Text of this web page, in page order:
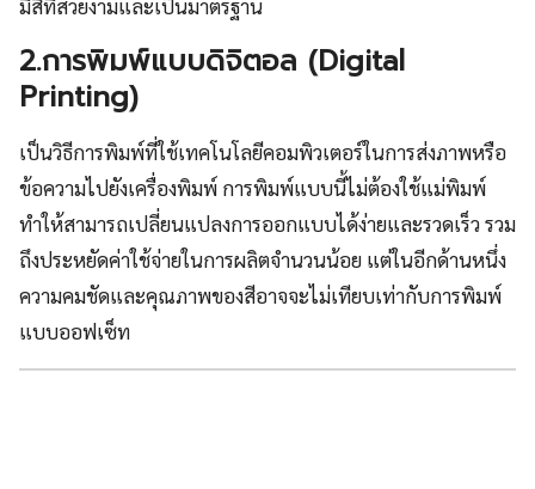
มีสีที่สวยงามและเป็นมาตรฐาน
2.การพิมพ์แบบดิจิตอล (Digital
Printing)
เป็นวิธีการพิมพ์ที่ใช้เทคโนโลยีคอมพิวเตอร์ในการส่งภาพหรือ
ข้อความไปยังเครื่องพิมพ์ การพิมพ์แบบนี้ไม่ต้องใช้แม่พิมพ์
ทำให้สามารถเปลี่ยนแปลงการออกแบบได้ง่ายและรวดเร็ว รวม
ถึงประหยัดค่าใช้จ่ายในการผลิตจำนวนน้อย แต่ในอีกด้านหนึ่ง
ความคมชัดและคุณภาพของสีอาจจะไม่เทียบเท่ากับการพิมพ์
แบบออฟเซ็ท